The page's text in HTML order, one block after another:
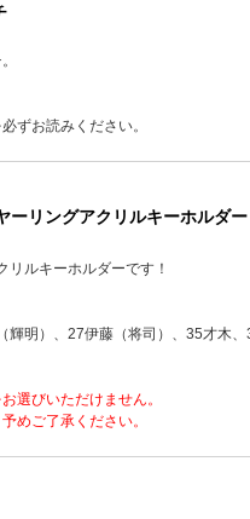
ずお読みください。
ーリングアクリルキーホルダー
リルキーホルダーです！
輝明）、27伊藤（将司）、35才木
選びいただけません。
めご了承ください。